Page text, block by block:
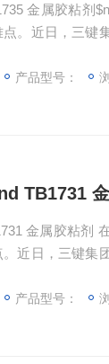
。近日，三键
“全能型密封解
产品型号：
TB1731
近日，三键集
“全能型密封解
产品型号：